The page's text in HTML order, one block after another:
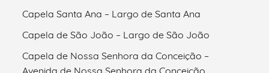
Capela Santa Ana – Largo de Santa Ana
Capela de São João – Largo de São João
Capela de Nossa Senhora da Conceição –
Avenida de Nossa Senhora da Conceição